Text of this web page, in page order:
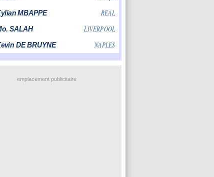
emplacement publicitaire